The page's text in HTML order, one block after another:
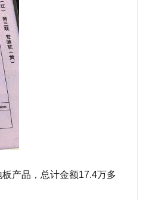
产品，总计金额17.4万多